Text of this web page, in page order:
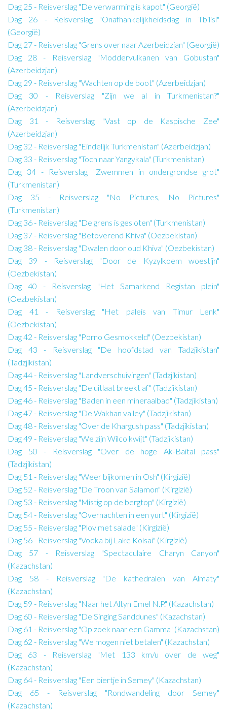
Dag 25 - Reisverslag "De verwarming is kapot" (Georgië)
Dag 26 - Reisverslag "Onafhankelijkheidsdag in Tbilisi"
(Georgië)
Dag 27 - Reisverslag "Grens over naar Azerbeidzjan" (Georgië)
Dag 28 - Reisverslag "Moddervulkanen van Gobustan"
(Azerbeidzjan)
Dag 29 - Reisverslag "Wachten op de boot" (Azerbeidzjan)
Dag 30 - Reisverslag "Zijn we al in Turkmenistan?"
(Azerbeidzjan)
Dag 31 - Reisverslag "Vast op de Kaspische Zee"
(Azerbeidzjan)
Dag 32 - Reisverslag "Eindelijk Turkmenistan" (Azerbeidzjan)
Dag 33 - Reisverslag "Toch naar Yangykala" (Turkmenistan)
Dag 34 - Reisverslag "Zwemmen in ondergrondse grot"
(Turkmenistan)
Dag 35 - Reisverslag "No Pictures, No Pictures"
(Turkmenistan)
Dag 36 - Reisverslag "De grens is gesloten" (Turkmenistan)
Dag 37 - Reisverslag "Betoverend Khiva" (Oezbekistan)
Dag 38 - Reisverslag "Dwalen door oud Khiva" (Oezbekistan)
Dag 39 - Reisverslag "Door de Kyzylkoem woestijn"
(Oezbekistan)
Dag 40 - Reisverslag "Het Samarkend Registan plein"
(Oezbekistan)
Dag 41 - Reisverslag "Het paleis van Timur Lenk"
(Oezbekistan)
Dag 42 - Reisverslag "Porno Gesmokkeld" (Oezbekistan)
Dag 43 - Reisverslag "De hoofdstad van Tadzjikistan"
(Tadzjikistan)
Dag 44 - Reisverslag "Landverschuivingen" (Tadzjikistan)
Dag 45 - Reisverslag "De uitlaat breekt af" (Tadzjikistan)
Dag 46 - Reisverslag "Baden in een mineraalbad" (Tadzjikistan)
Dag 47 - Reisverslag "De Wakhan valley" (Tadzjikistan)
Dag 48 - Reisverslag "Over de Khargush pass" (Tadzjikistan)
Dag 49 - Reisverslag "We zijn Wilco kwijt" (Tadzjikistan)
Dag 50 - Reisverslag "Over de hoge Ak-Baital pass"
(Tadzjikistan)
Dag 51 - Reisverslag "Weer bijkomen in Osh" (Kirgizië)
Dag 52 - Reisverslag "De Troon van Salamon" (Kirgizië)
Dag 53 - Reisverslag "Mistig op de bergtop" (Kirgizië)
Dag 54 - Reisverslag "Overnachten in een yurt" (Kirgizië)
Dag 55 - Reisverslag "Plov met salade" (Kirgizië)
Dag 56 - Reisverslag "Vodka bij Lake Kolsai" (Kirgizië)
Dag 57 - Reisverslag "Spectaculaire Charyn Canyon"
(Kazachstan)
Dag 58 - Reisverslag "De kathedralen van Almaty"
(Kazachstan)
Dag 59 - Reisverslag "Naar het Altyn Emel N.P." (Kazachstan)
Dag 60 - Reisverslag "De Singing Sanddunes" (Kazachstan)
Dag 61 - Reisverslag "Op zoek naar een Gamma" (Kazachstan)
Dag 62 - Reisverslag "We mogen niet betalen" (Kazachstan)
Dag 63 - Reisverslag "Met 133 km/u over de weg"
(Kazachstan)
Dag 64 - Reisverslag "Een biertje in Semey" (Kazachstan)
Dag 65 - Reisverslag "Rondwandeling door Semey"
(Kazachstan)